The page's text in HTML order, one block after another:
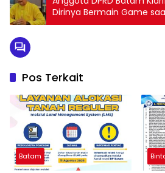
Dirinya Bermain Game
Pos Terkait
Batam